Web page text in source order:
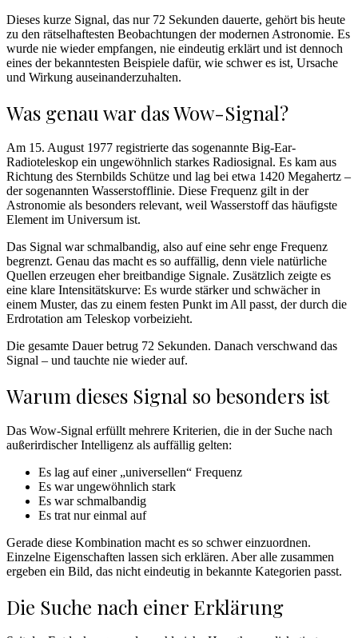
Dieses kurze Signal, das nur 72 Sekunden dauerte, gehört bis heute
zu den rätselhaftesten Beobachtungen der modernen Astronomie. Es
wurde nie wieder empfangen, nie eindeutig erklärt und ist dennoch
eines der bekanntesten Beispiele dafür, wie schwer es ist, Ursache
und Wirkung auseinanderzuhalten.
Was genau war das Wow-Signal?
Am 15. August 1977 registrierte das sogenannte Big-Ear-
Radioteleskop ein ungewöhnlich starkes Radiosignal. Es kam aus
Richtung des Sternbilds Schütze und lag bei etwa 1420 Megahertz –
der sogenannten Wasserstofflinie. Diese Frequenz gilt in der
Astronomie als besonders relevant, weil Wasserstoff das häufigste
Element im Universum ist.
Das Signal war schmalbandig, also auf eine sehr enge Frequenz
begrenzt. Genau das macht es so auffällig, denn viele natürliche
Quellen erzeugen eher breitbandige Signale. Zusätzlich zeigte es
eine klare Intensitätskurve: Es wurde stärker und schwächer in
einem Muster, das zu einem festen Punkt im All passt, der durch die
Erdrotation am Teleskop vorbeizieht.
Die gesamte Dauer betrug 72 Sekunden. Danach verschwand das
Signal – und tauchte nie wieder auf.
Warum dieses Signal so besonders ist
Das Wow-Signal erfüllt mehrere Kriterien, die in der Suche nach
außerirdischer Intelligenz als auffällig gelten:
Es lag auf einer „universellen“ Frequenz
Es war ungewöhnlich stark
Es war schmalbandig
Es trat nur einmal auf
Gerade diese Kombination macht es so schwer einzuordnen.
Einzelne Eigenschaften lassen sich erklären. Aber alle zusammen
ergeben ein Bild, das nicht eindeutig in bekannte Kategorien passt.
Die Suche nach einer Erklärung